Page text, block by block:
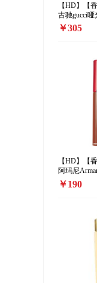
【HD】【
古驰gucci
散粉10g 00#
￥305
【HD】【
阿玛尼
208#
￥190